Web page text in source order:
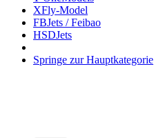
XFly-Model
FBJets / Feibao
HSDJets
Springe zur Hauptkategorie